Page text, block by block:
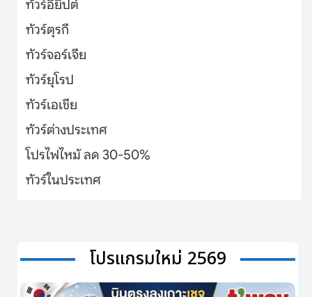
ทัวร์อียิปต์
ทัวร์ตุรกี
ทัวร์จอร์เจีย
ทัวร์ยุโรป
ทัวร์เอเชีย
ทัวร์ต่างประเทศ
โปรไฟไหม้ ลด 30-50%
ทัวร์ในประเทศ
โปรแกรมใหม่ 2569